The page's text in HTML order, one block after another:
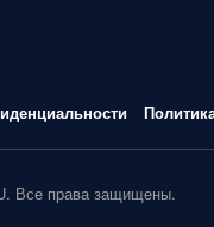
Все права защищены.